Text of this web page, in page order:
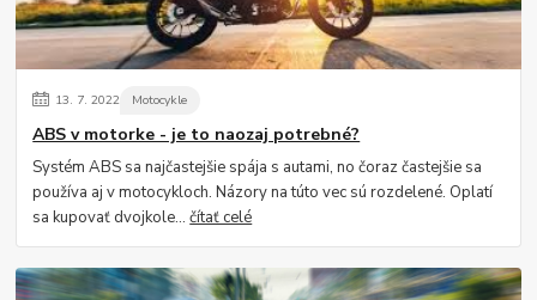
13. 7. 2022 Motocykle
ABS v motorke - je to naozaj potrebné?
Systém ABS sa najčastejšie spája s autami, no čoraz častejšie sa
používa aj v motocykloch. Názory na túto vec sú rozdelené. Oplatí
sa kupovať dvojkole...čítať celé